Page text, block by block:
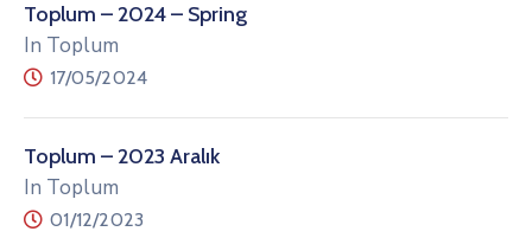
Toplum – 2024 – Spring
In Toplum
17/05/2024
Toplum – 2023 Aralık
In Toplum
01/12/2023